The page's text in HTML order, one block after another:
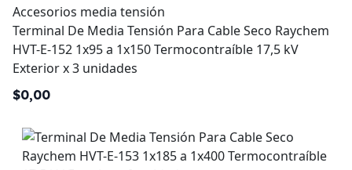
Accesorios media tensión
Terminal De Media Tensión Para Cable Seco Raychem
HVT-E-152 1x95 a 1x150 Termocontraíble 17,5 kV
Exterior x 3 unidades
$0,00